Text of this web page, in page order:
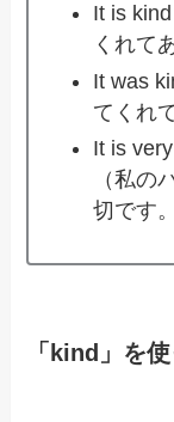
It is
くれて
It was
てくれ
It is
（私の
切です。
「kind」を